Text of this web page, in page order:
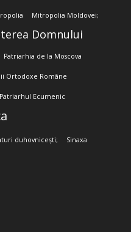
Mitropolia Moldovei;
Domnului
Patriarhia de la Moscova
Ortodoxe Române
Patriarhul Ecumenic
duhovnicești; Sinaxa